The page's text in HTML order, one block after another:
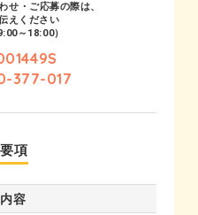
せ・ご応募の際は、
えください
～18:00）
377-017
項
容